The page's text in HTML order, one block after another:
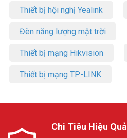
Thiết bị hội nghị Yealink
Đèn năng lượng mặt trời
Thiết bị mạng Hikvision
Thiết bị mạng TP-LINK
Chi Tiêu Hiệu Quả